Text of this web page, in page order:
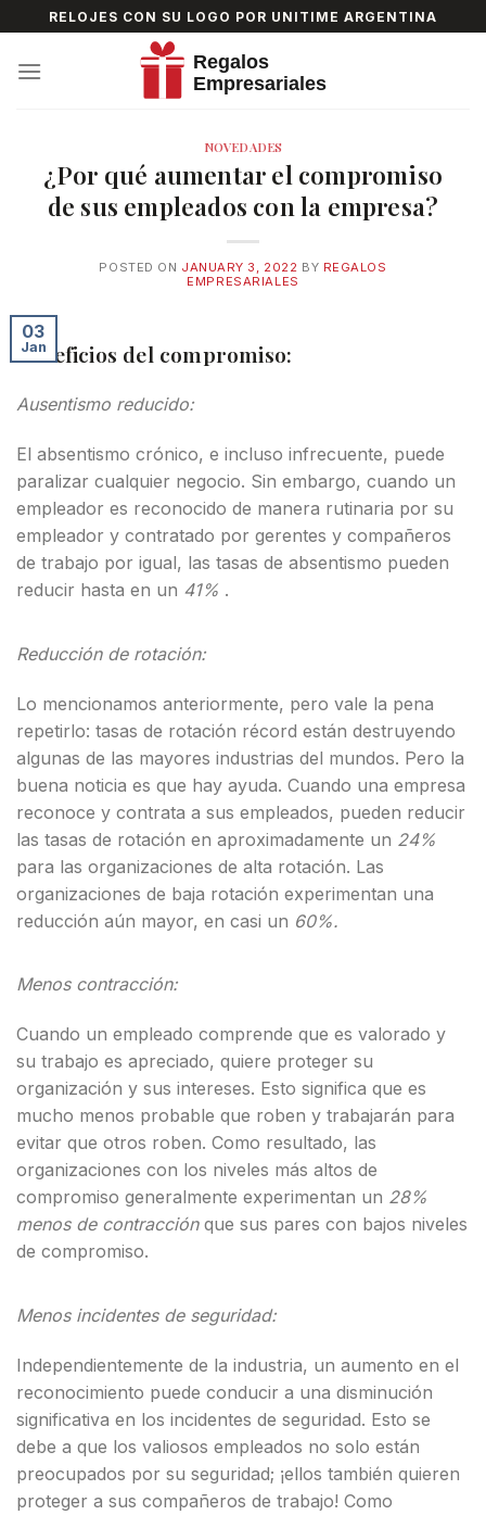
to
content
RELOJES CON SU LOGO POR UNITIME ARGENTINA
NOVEDADES
¿Por qué aumentar el compromiso
de sus empleados con la empresa?
POSTED ON JANUARY 3, 2022 BY REGALOS
EMPRESARIALES
03
Jan
Beneficios del compromiso:
Ausentismo reducido:
El absentismo crónico, e incluso infrecuente, puede
paralizar cualquier negocio. Sin embargo, cuando un
empleador es reconocido de manera rutinaria por su
empleador y contratado por gerentes y compañeros
de trabajo por igual, las tasas de absentismo pueden
reducir hasta en un 41% .
Reducción de rotación:
Lo mencionamos anteriormente, pero vale la pena
repetirlo: tasas de rotación récord están destruyendo
algunas de las mayores industrias del mundos. Pero la
buena noticia es que hay ayuda. Cuando una empresa
reconoce y contrata a sus empleados, pueden reducir
las tasas de rotación en aproximadamente un 24%
para las organizaciones de alta rotación. Las
organizaciones de baja rotación experimentan una
reducción aún mayor, en casi un 60%.
Menos contracción:
Cuando un empleado comprende que es valorado y
su trabajo es apreciado, quiere proteger su
organización y sus intereses. Esto significa que es
mucho menos probable que roben y trabajarán para
evitar que otros roben. Como resultado, las
organizaciones con los niveles más altos de
compromiso generalmente experimentan un 28%
menos de contracciónque sus pares con bajos niveles
de compromiso.
Menos incidentes de seguridad:
Independientemente de la industria, un aumento en el
reconocimiento puede conducir a una disminución
significativa en los incidentes de seguridad. Esto se
debe a que los valiosos empleados no solo están
preocupados por su seguridad; ¡ellos también quieren
proteger a sus compañeros de trabajo! Como